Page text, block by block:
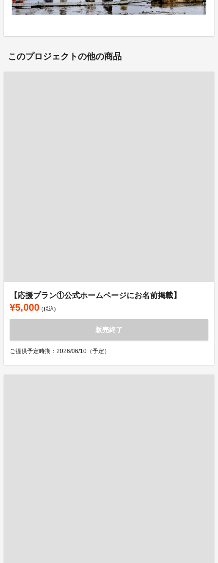
このプロジェクトの他の商品
【応援プラン①公式ホームページにお名前掲載】
¥5,000 (税込)
販売終了
ご提供予定時期：2026/06/10（予定）